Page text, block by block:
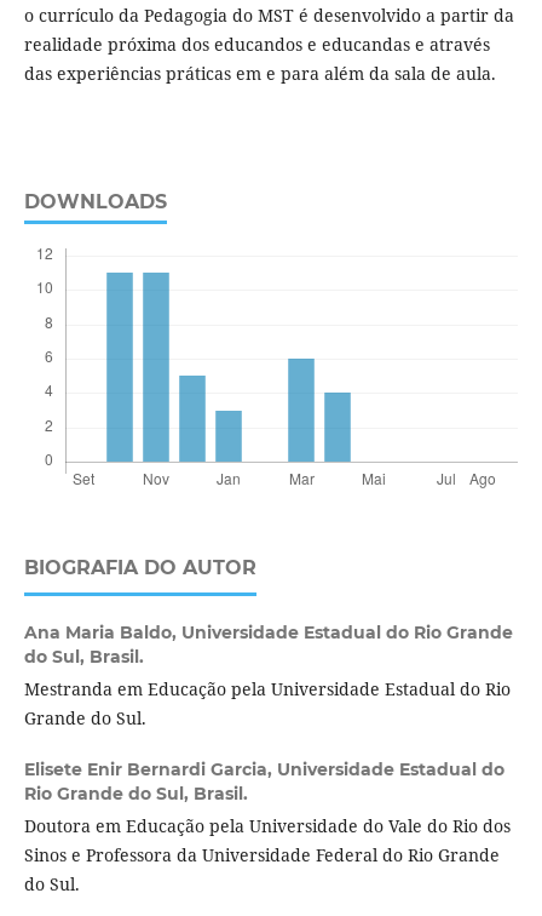
o currículo da Pedagogia do MST é desenvolvido a partir da
realidade próxima dos educandos e educandas e através
das experiências práticas em e para além da sala de aula.
DOWNLOADS
BIOGRAFIA DO AUTOR
Ana Maria Baldo, Universidade Estadual do Rio Grande
do Sul, Brasil.
Mestranda em Educação pela Universidade Estadual do Rio
Grande do Sul.
Elisete Enir Bernardi Garcia, Universidade Estadual do
Rio Grande do Sul, Brasil.
Doutora em Educação pela Universidade do Vale do Rio dos
Sinos e Professora da Universidade Federal do Rio Grande
do Sul.